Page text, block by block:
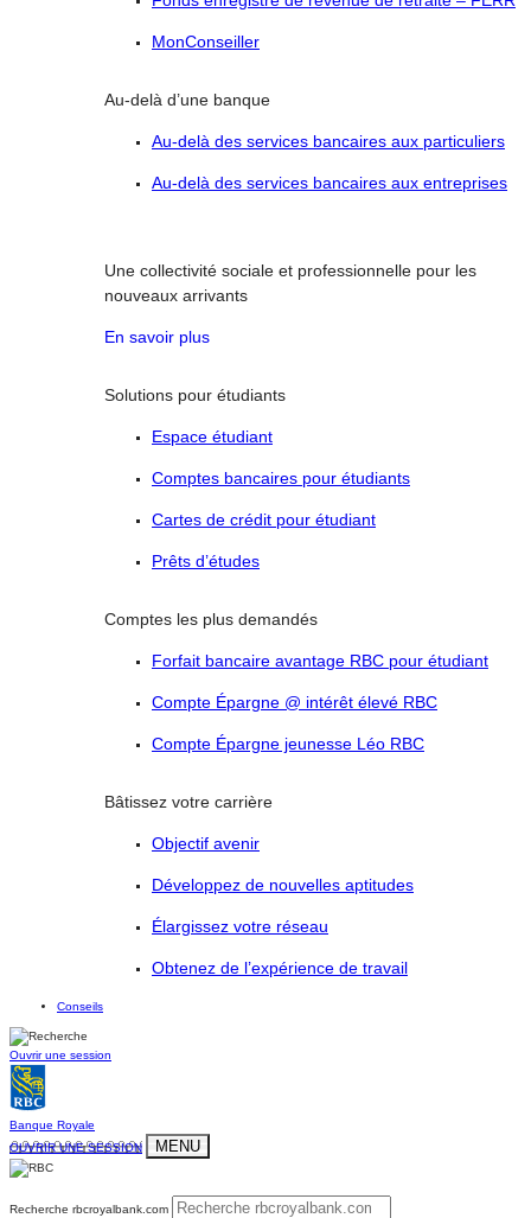
MonConseiller
Au-delà d’une banque
Au-delà des services bancaires aux particuliers
Au-delà des services bancaires aux entreprises
Une collectivité sociale et professionnelle pour les
nouveaux arrivants
En savoir plus
Solutions pour étudiants
Espace étudiant
Comptes bancaires pour étudiants
Cartes de crédit pour étudiant
Prêts d’études
Comptes les plus demandés
Forfait bancaire avantage RBC pour étudiant
Compte Épargne @ intérêt élevé RBC
Compte Épargne jeunesse Léo RBC
Bâtissez votre carrière
Objectif avenir
Développez de nouvelles aptitudes
Élargissez votre réseau
Obtenez de l’expérience de travail
Conseils
Ouvrir une session
Banque Royale
OUVRIR UNE SESSION
MENU
Recherche rbcroyalbank.com